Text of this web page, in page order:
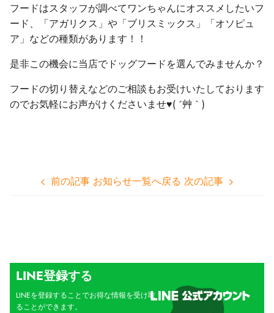
フードはスタッフが調べてワンちゃんにオススメしたいフ
ード、「アガリクス」や「ブリスミックス」「オソピュ
ア」などの種類があります！！
是非この機会に当店でドッグフードを選んでみませんか？
フードの切り替えなどのご相談もお受けいたしております
のでお気軽にお声がけくださいませ♥( ´艸｀)
前の記事 お知らせ一覧へ戻る 次の記事
LINE登録する
LINEを登録することでお得な情報を受け取
ることができます。